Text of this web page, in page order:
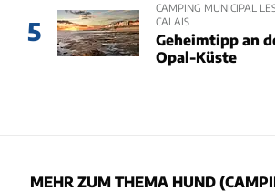
5
CAMPING MUNICIPAL
CALAIS
Geheimtipp an
Opal-Küste
MEHR ZUM THEMA HUND